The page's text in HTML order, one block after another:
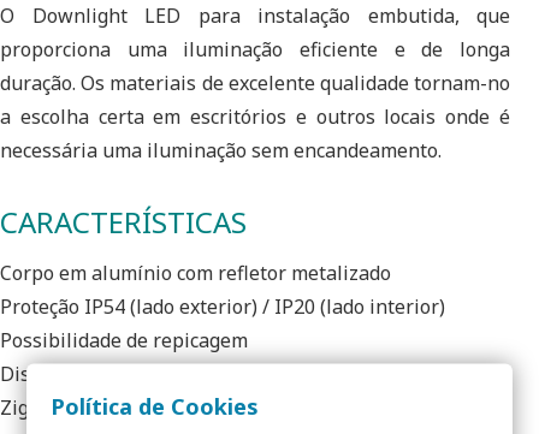
O Downlight LED para instalação embutida, que
proporciona uma iluminação eficiente e de longa
duração. Os materiais de excelente qualidade tornam-no
a escolha certa em escritórios e outros locais onde é
necessária uma iluminação sem encandeamento.
CARACTERÍSTICAS
Corpo em alumínio com refletor metalizado
Proteção IP54 (lado exterior) / IP20 (lado interior)
Possibilidade de repicagem
Disponível com driver on/off, driver DALI 2.0 IoT ou
Zigbee 3.0Política de Cookies